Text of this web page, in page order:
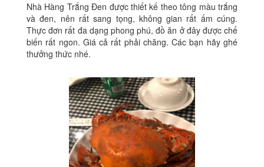
Nhà Hàng Trắng Đen được thiết kế theo tông màu trắng
và đen, nên rất sang tọng, không gian rất ấm cúng.
Thực đơn rất đa dạng phong phú, đồ ăn ở đây được chế
biến rất ngon. Giá cả rất phải chăng. Các bạn hãy ghé
thưởng thức nhé.